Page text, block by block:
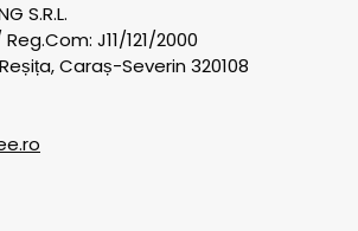
S.R.L.
Reg.Com: J11/121/2000
Caraș-Severin 320108